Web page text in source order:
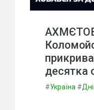
десятка
#Україна #